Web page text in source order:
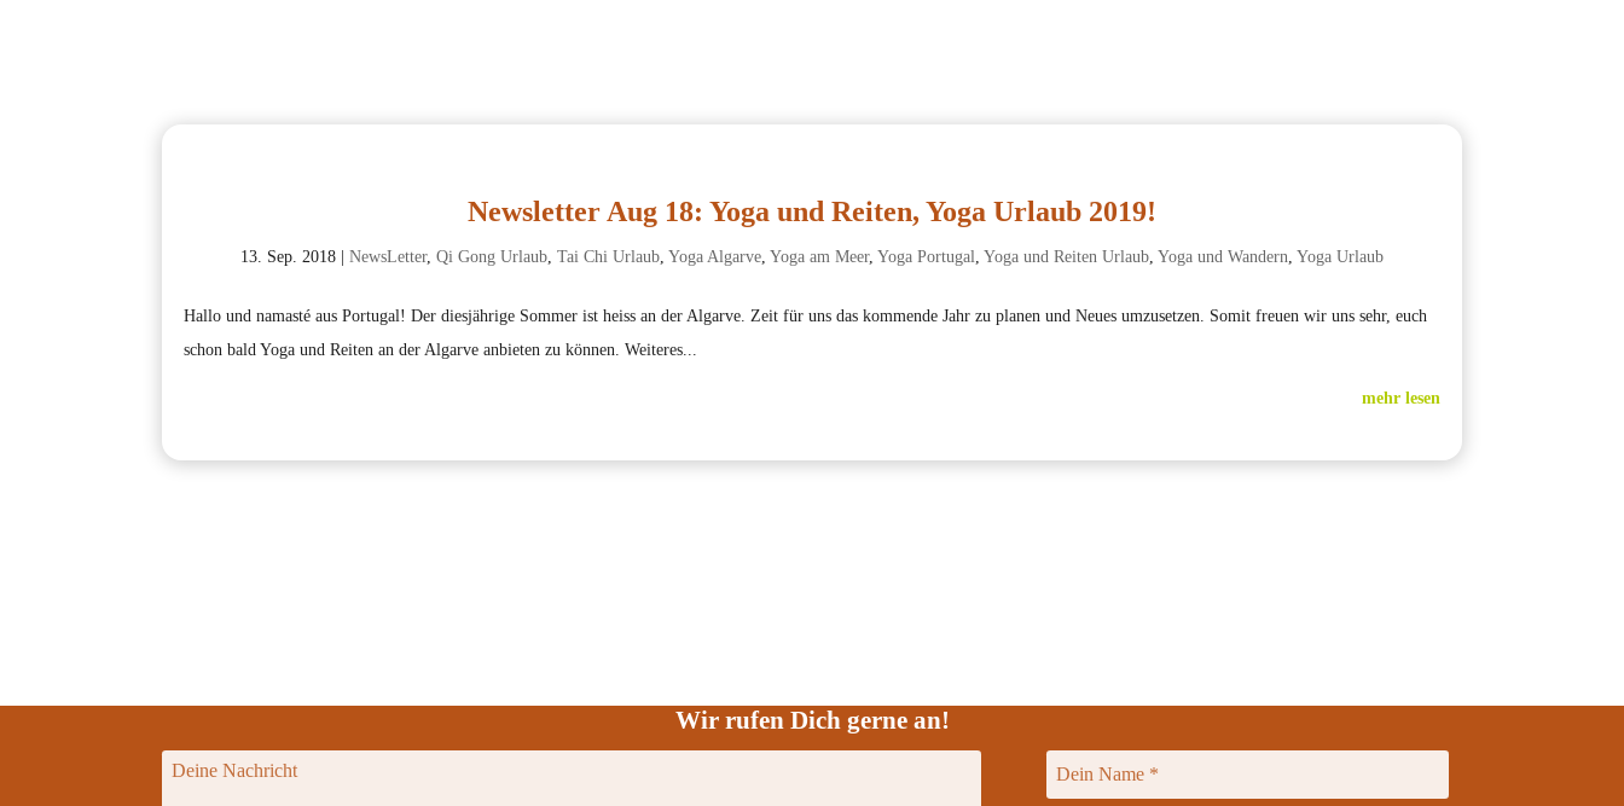
Newsletter Aug 18: Yoga und Reiten, Yoga Urlaub 2019!
13. Sep. 2018 NewsLetter, Qi Gong Urlaub, Tai Chi Urlaub, Yoga Algarve, Yoga am Meer, Yoga Portugal, Yoga und Reiten Urlaub, Yoga und Wandern, Yoga Urlaub
Hallo und namasté aus Portugal! Der diesjährige Sommer ist heiss an der Algarve. Zeit für uns das kommende Jahr zu planen und Neues umzusetzen. Somit freuen wir uns sehr, euch
schon bald Yoga und Reiten an der Algarve anbieten zu können. Weiteres...
mehr lesen
Wir rufen Dich gerne an!